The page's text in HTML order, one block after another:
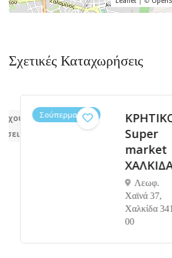
Σχετικές Καταχωρήσεις
ακόμα
Σούπερμαρκετ
Super
market
Λεωφ.
Χαϊνά 37,
Χαλκίδα 341
00